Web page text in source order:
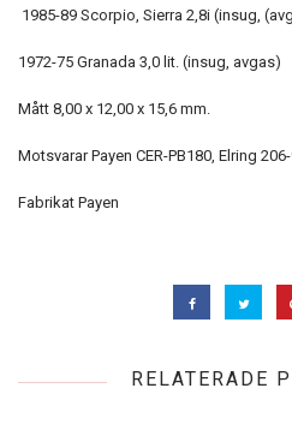
1985-89 Scorpio, Sierra 2,8i (insug,
1972-75 Granada 3,0 lit. (insug, avgas)
Mått 8,00 x 12,00 x 15,6 mm.
Motsvarar Payen CER-PB180, Elring
Fabrikat Payen
RELATERADE